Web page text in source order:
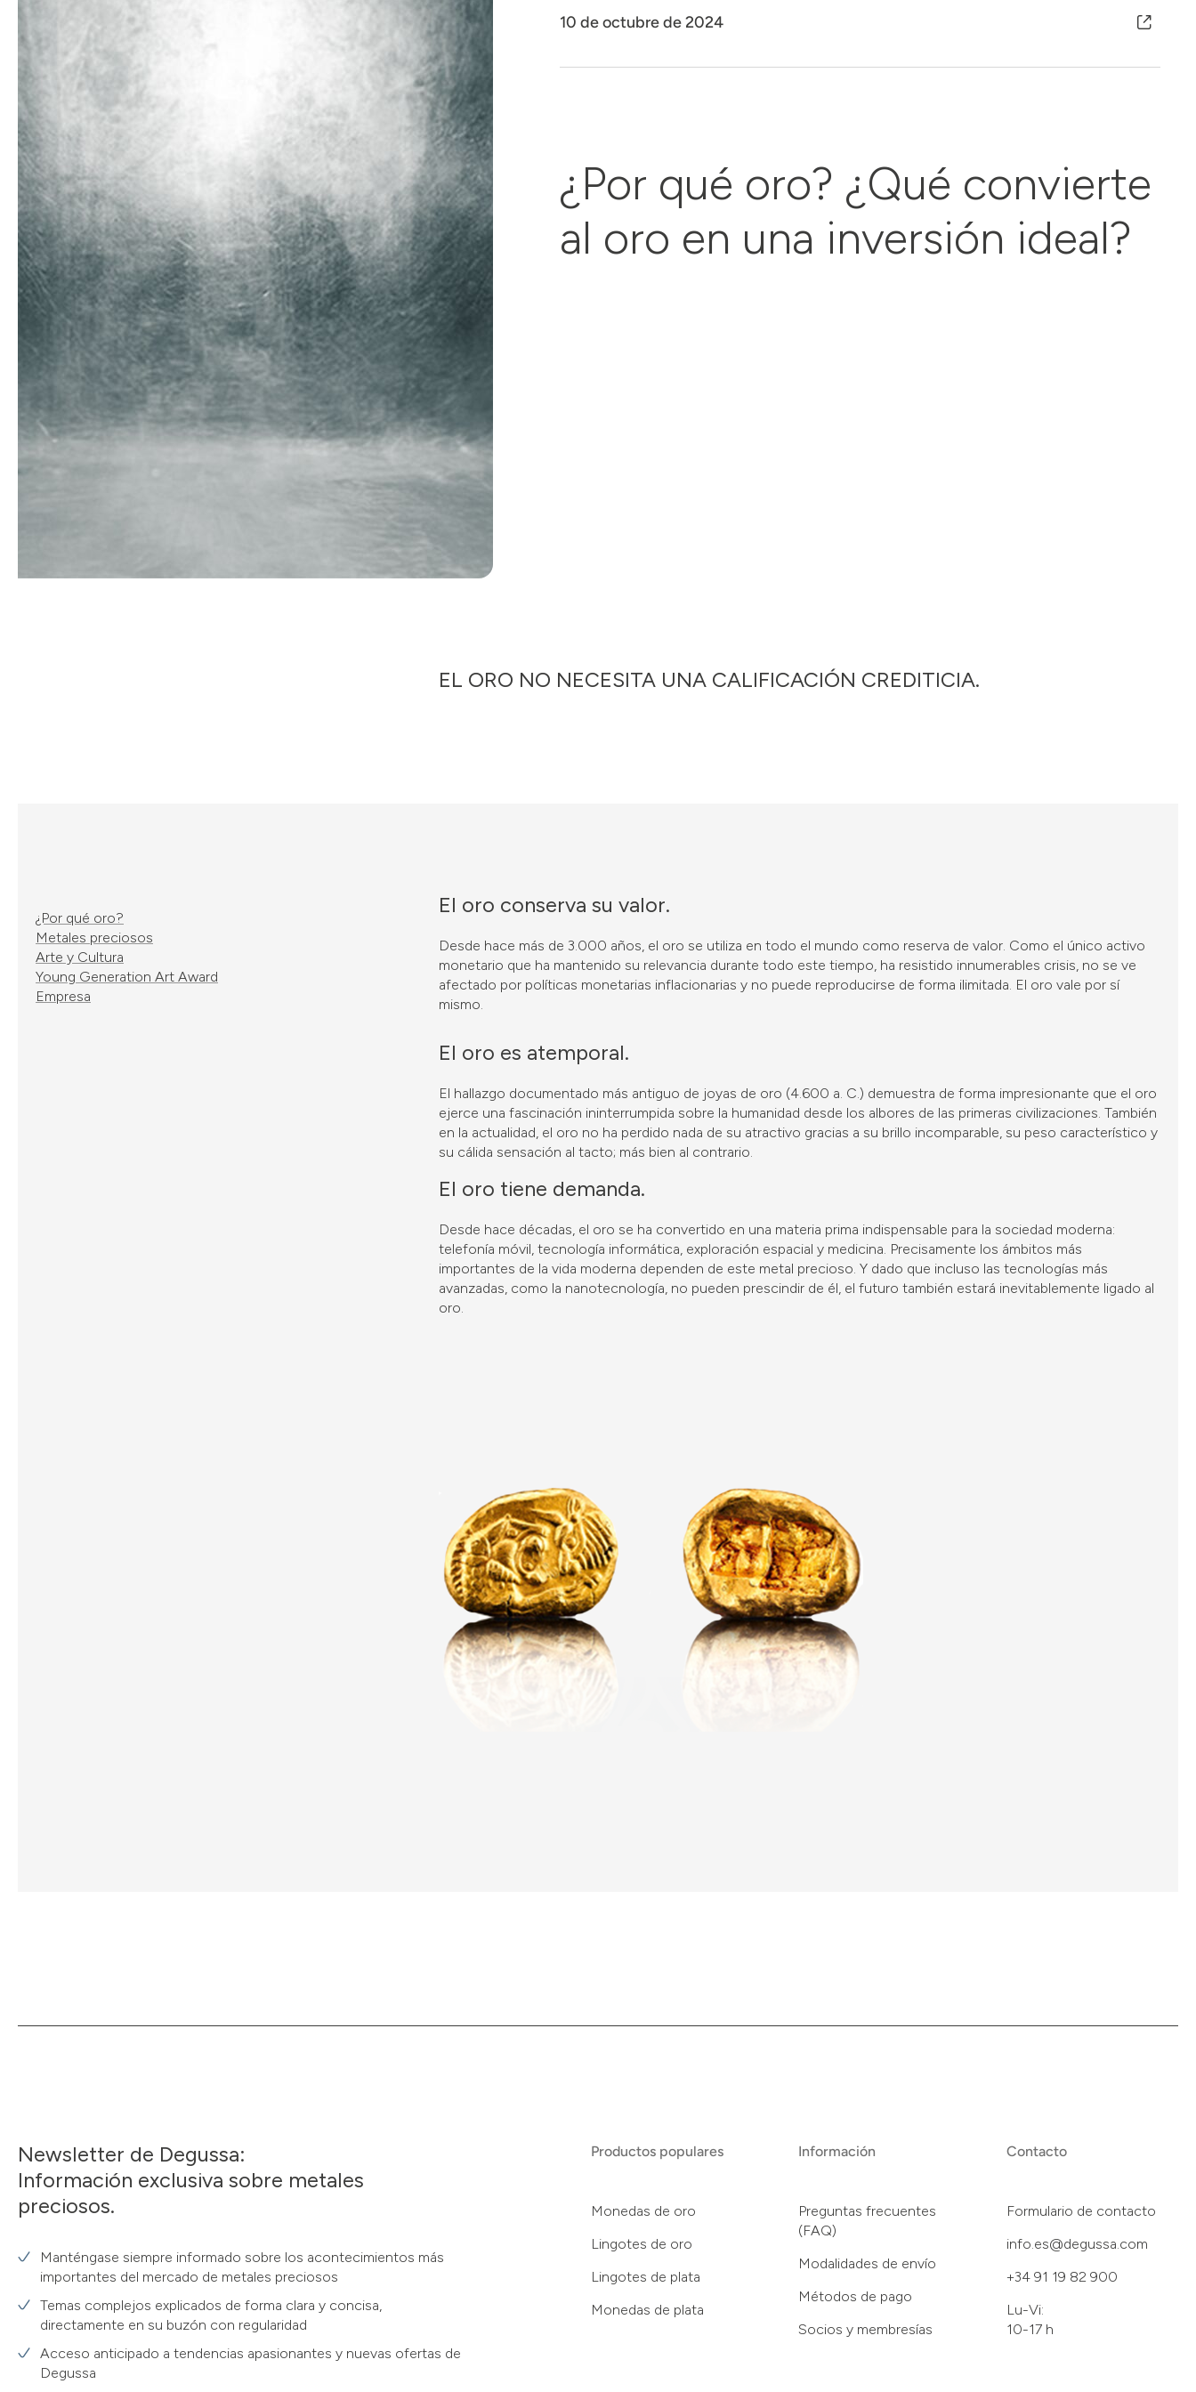
10 de octubre de 2024
¿Por qué oro? ¿Qué convierte
al oro en una inversión ideal?
EL ORO NO NECESITA UNA CALIFICACIÓN CREDITICIA.
¿Por qué oro?
Metales preciosos
Arte y Cultura
Young Generation Art Award
Empresa
El oro conserva su valor.
Desde hace más de 3.000 años, el oro se utiliza en todo el mundo como reserva de valor. Como el único activo
monetario que ha mantenido su relevancia durante todo este tiempo, ha resistido innumerables crisis, no se ve
afectado por políticas monetarias inflacionarias y no puede reproducirse de forma ilimitada. El oro vale por sí
mismo.
El oro es atemporal.
El hallazgo documentado más antiguo de joyas de oro (4.600 a. C.) demuestra de forma impresionante que el oro
ejerce una fascinación ininterrumpida sobre la humanidad desde los albores de las primeras civilizaciones. También
en la actualidad, el oro no ha perdido nada de su atractivo gracias a su brillo incomparable, su peso característico y
su cálida sensación al tacto; más bien al contrario.
El oro tiene demanda.
Desde hace décadas, el oro se ha convertido en una materia prima indispensable para la sociedad moderna:
telefonía móvil, tecnología informática, exploración espacial y medicina. Precisamente los ámbitos más
importantes de la vida moderna dependen de este metal precioso. Y dado que incluso las tecnologías más
avanzadas, como la nanotecnología, no pueden prescindir de él, el futuro también estará inevitablemente ligado al
oro.
Newsletter de Degussa:
Información exclusiva sobre metales
preciosos.
Manténgase siempre informado sobre los acontecimientos más
importantes del mercado de metales preciosos
Temas complejos explicados de forma clara y concisa,
directamente en su buzón con regularidad
Acceso anticipado a tendencias apasionantes y nuevas ofertas de
Degussa
Productos populares
Monedas de oro
Lingotes de oro
Lingotes de plata
Monedas de plata
Información
Preguntas frecuentes
(FAQ)
Modalidades de envío
Métodos de pago
Socios y membresías
Contacto
Formulario de contacto
info.es@degussa.com
+34 91 19 82 900
Lu-Vi:
10-17 h